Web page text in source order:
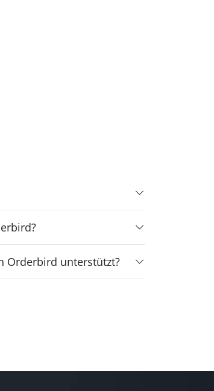
Orderbird unterstützt?